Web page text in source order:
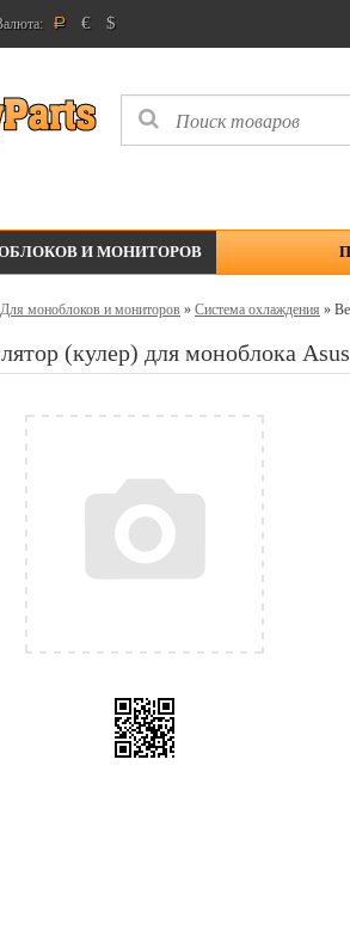
Р € $
И МОНИТОРОВ
Для моноблоков и мониторов » Cистема охлаждения »
(кулер) для моноблока